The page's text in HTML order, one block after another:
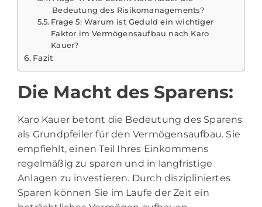
Bedeutung des Risikomanagements?
Frage 5: Warum ist Geduld ein wichtiger
Faktor im Vermögensaufbau nach Karo
Kauer?
Fazit
Die Macht des Sparens:
Karo Kauer betont die Bedeutung des Sparens
als Grundpfeiler für den Vermögensaufbau. Sie
empfiehlt, einen Teil Ihres Einkommens
regelmäßig zu sparen und in langfristige
Anlagen zu investieren. Durch diszipliniertes
Sparen können Sie im Laufe der Zeit ein